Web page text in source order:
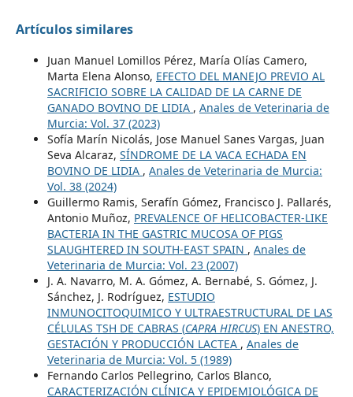
Artículos similares
Juan Manuel Lomillos Pérez, María Olías Camero,
Marta Elena Alonso, EFECTO DEL MANEJO PREVIO AL
SACRIFICIO SOBRE LA CALIDAD DE LA CARNE DE
GANADO BOVINO DE LIDIA , Anales de Veterinaria de
Murcia: Vol. 37 (2023)
Sofía Marín Nicolás, Jose Manuel Sanes Vargas, Juan
Seva Alcaraz, SÍNDROME DE LA VACA ECHADA EN
BOVINO DE LIDIA , Anales de Veterinaria de Murcia:
Vol. 38 (2024)
Guillermo Ramis, Serafín Gómez, Francisco J. Pallarés,
Antonio Muñoz, PREVALENCE OF HELICOBACTER-LIKE
BACTERIA IN THE GASTRIC MUCOSA OF PIGS
SLAUGHTERED IN SOUTH-EAST SPAIN , Anales de
Veterinaria de Murcia: Vol. 23 (2007)
J. A. Navarro, M. A. Gómez, A. Bernabé, S. Gómez, J.
Sánchez, J. Rodríguez, ESTUDIO
INMUNOCITOQUIMICO Y ULTRAESTRUCTURAL DE LAS
CÉLULAS TSH DE CABRAS (CAPRA HIRCUS) EN ANESTRO,
GESTACIÓN Y PRODUCCIÓN LACTEA , Anales de
Veterinaria de Murcia: Vol. 5 (1989)
Fernando Carlos Pellegrino, Carlos Blanco,
CARACTERIZACIÓN CLÍNICA Y EPIDEMIOLÓGICA DE